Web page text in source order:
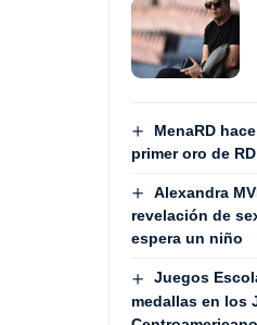
MenaRD
primer oro de
Alexandra
revelación de
espera un niño
Juegos
medallas en los